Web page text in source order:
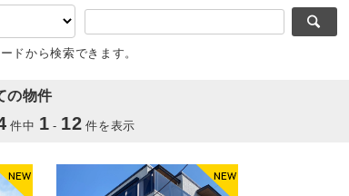
ドから検索できます。
の物件
件中 1 - 12 件を表示